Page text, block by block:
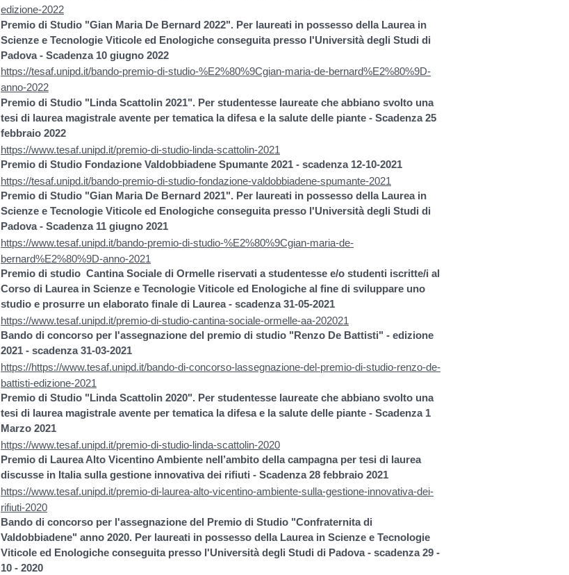
edizione-2022
Premio di Studio "Gian Maria De Bernard 2022". Per laureati in possesso della Laurea in
Scienze e Tecnologie Viticole ed Enologiche conseguita presso l'Università degli Studi di
Padova - Scadenza 10 giugno 2022
https://tesaf.unipd.it/bando-premio-di-studio-%E2%80%9Cgian-maria-de-bernard%E2%80%9D-
anno-2022
Premio di Studio "Linda Scattolin 2021". Per studentesse laureate che abbiano svolto una
tesi di laurea magistrale avente per tematica la difesa e la salute delle piante - Scadenza 25
febbraio 2022
https://www.tesaf.unipd.it/premio-di-studio-linda-scattolin-2021
Premio di Studio Fondazione Valdobbiadene Spumante 2021 - scadenza 12-10-2021
https://tesaf.unipd.it/bando-premio-di-studio-fondazione-valdobbiadene-spumante-2021
Premio di Studio "Gian Maria De Bernard 2021". Per laureati in possesso della Laurea in
Scienze e Tecnologie Viticole ed Enologiche conseguita presso l'Università degli Studi di
Padova - Scadenza 11 giugno 2021
https://www.tesaf.unipd.it/bando-premio-di-studio-%E2%80%9Cgian-maria-de-
bernard%E2%80%9D-anno-2021
Premio di studio Cantina Sociale di Ormelle riservati a studentesse e/o studenti iscritte/i al
Corso di Laurea in Scienze e Tecnologie Viticole ed Enologiche al fine di sviluppare uno
studio e prosurre un elaborato finale di Laurea - scadenza 31-05-2021
https://www.tesaf.unipd.it/premio-di-studio-cantina-sociale-ormelle-aa-202021
Bando di concorso per l'assegnazione del premio di studio "Renzo De Battisti" - edizione
2021 - scadenza 31-03-2021
https://https://www.tesaf.unipd.it/bando-di-concorso-lassegnazione-del-premio-di-studio-renzo-de-
battisti-edizione-2021
Premio di Studio "Linda Scattolin 2020". Per studentesse laureate che abbiano svolto una
tesi di laurea magistrale avente per tematica la difesa e la salute delle piante - Scadenza 1
Marzo 2021
https://www.tesaf.unipd.it/premio-di-studio-linda-scattolin-2020
Premio di Laurea Alto Vicentino Ambiente nell’ambito della campagna per tesi di laurea
discusse in Italia sulla gestione innovativa dei rifiuti - Scadenza 28 febbraio 2021
https://www.tesaf.unipd.it/premio-di-laurea-alto-vicentino-ambiente-sulla-gestione-innovativa-dei-
rifiuti-2020
Bando di concorso per l'assegnazione del Premio di Studio "Confraternita di
Valdobbiadene" anno 2020. Per laureati in possesso della Laurea in Scienze e Tecnologie
Viticole ed Enologiche conseguita presso l'Università degli Studi di Padova- scadenza 29 -
10 - 2020